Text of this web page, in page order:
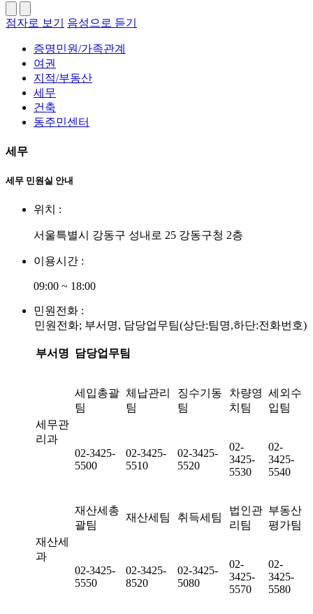
점자로 보기 음성으로 듣기
증명민원/가족관계
여권
지적/부동산
세무
건축
동주민센터
세무
세무 민원실 안내
위치 :
서울특별시 강동구 성내로 25 강동구청 2층
이용시간 :
09:00 ~ 18:00
민원전화 :
민원전화; 부서명, 담당업무팀(상단:팀명,하단:전화번호)
부서명 담당업무팀
세무관
리과
세입총괄
팀
체납관리
팀
징수기동
팀
차량영
치팀
세외수
입팀
02-3425-
5500
02-3425-
5510
02-3425-
5520
02-
3425-
5530
02-
3425-
5540
재산세
과
재산세총
괄팀
재산세팀 취득세팀
법인관
리팀
부동산
평가팀
02-3425-
5550
02-3425-
8520
02-3425-
5080
02-
3425-
5570
02-
3425-
5580